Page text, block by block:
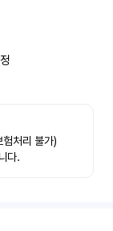
처리 불가)
다.